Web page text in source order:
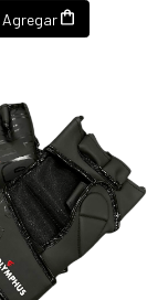
Agregar